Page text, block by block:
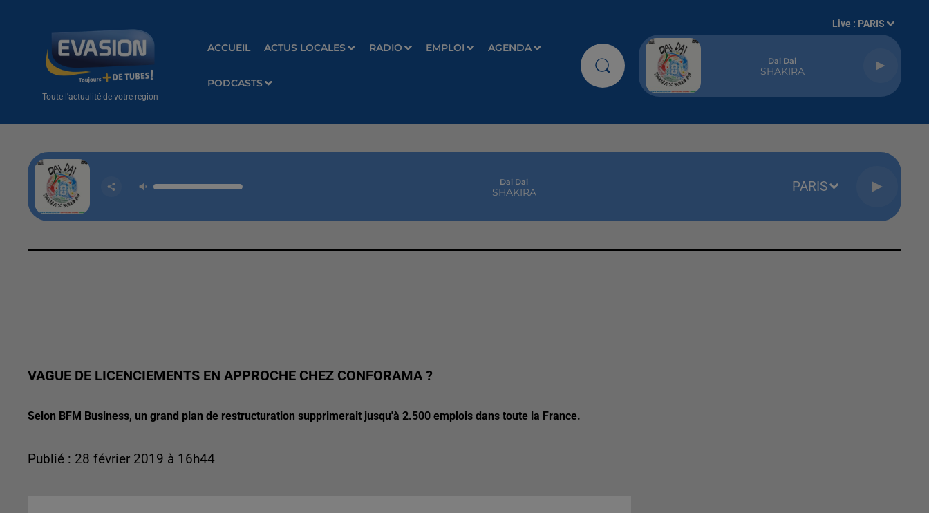
Toute l'actualité de votre région
ACCUEIL ACTUS LOCALES RADIO EMPLOI AGENDA
PODCASTS
Live : PARIS
Dai Dai
SHAKIRA
Dai Dai
SHAKIRA PARIS
VAGUE DE LICENCIEMENTS EN APPROCHE CHEZ CONFORAMA ?
Selon BFM Business, un grand plan de restructuration supprimerait jusqu'à 2.500 emplois dans toute la France.
Publié : 28 février 2019 à 16h44